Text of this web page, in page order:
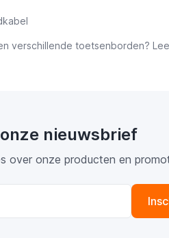
verschillende toetsenborden?
nieuwsbrief
over onze producten en